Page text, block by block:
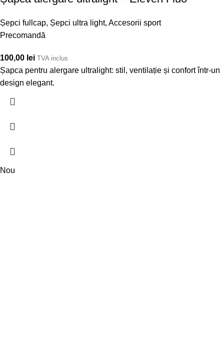
Șepci fullcap, Șepci ultra light, Accesorii sport
Precomandă
100,00 lei TVA inclus
Șapca pentru alergare ultralight: stil, ventilație și confort într-un
design elegant.
Nou